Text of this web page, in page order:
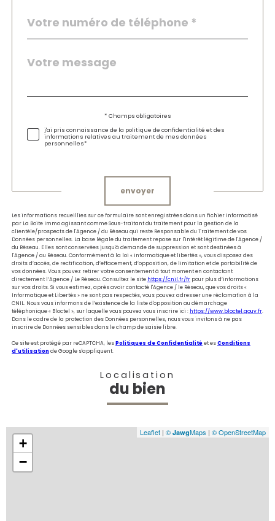
*
Fieldset
par
Message
*
* Champs obligatoires
j'ai pris connaissance de la politique de confidentialité et des
informations relatives au traitement de mes données
personnelles*
envoyer
Les informations recueillies sur ce formulaire sont enregistrées dans un fichier informatisé
par La Boite Immo agissant comme Sous-traitant du traitement pour la gestion de la
clientèle/prospects de l'Agence / du Réseau qui reste Responsable du Traitement de vos
Données personnelles. La base légale du traitement repose sur l'intérêt légitime de l'Agence /
du Réseau. Elles sont conservées jusqu'à demande de suppression et sont destinées à
l'Agence / au Réseau. Conformément à la loi « informatique et libertés », vous disposez des
droits d’accès, de rectification, d’effacement, d’opposition, de limitation et de portabilité de
vos données. Vous pouvez retirer votre consentement à tout moment en contactant
directement l’Agence / Le Réseau. Consultez le site https://cnil.fr/fr pour plus d’informations
sur vos droits. Si vous estimez, après avoir contacté l'Agence / le Réseau, que vos droits «
Informatique et Libertés » ne sont pas respectés, vous pouvez adresser une réclamation à la
CNIL. Nous vous informons de l’existence de la liste d'opposition au démarchage
téléphonique « Bloctel », sur laquelle vous pouvez vous inscrire ici : https://www.bloctel.gouv.fr.
Dans le cadre de la protection des Données personnelles, nous vous invitons à ne pas
inscrire de Données sensibles dans le champ de saisie libre.
Ce site est protégé par reCAPTCHA, lesPolitiques de Confidentialitéet esConditions
d'utilisationde Google s'appliquent.
Localisation
du bien
+
−
Leaflet | © JawgMaps | © OpenStreetMap